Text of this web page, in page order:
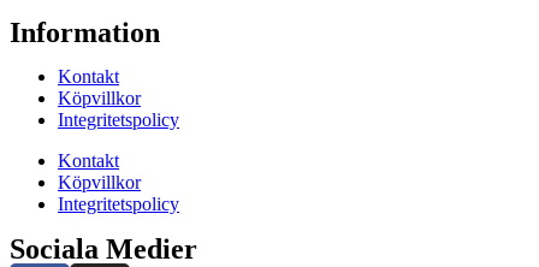
Information
Kontakt
Köpvillkor
Integritetspolicy
Kontakt
Köpvillkor
Integritetspolicy
Sociala Medier